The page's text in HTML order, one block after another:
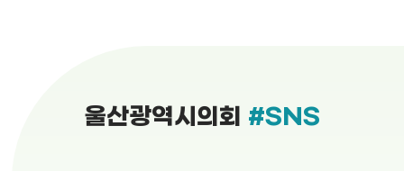
울산광역시의회 #SNS